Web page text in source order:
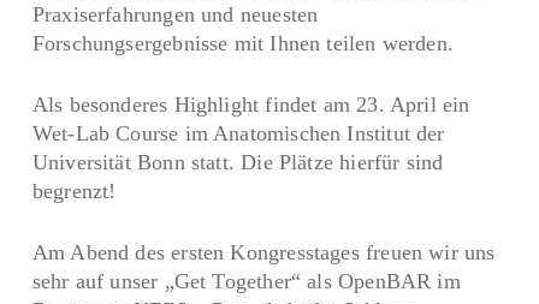
Praxiserfahrungen und neuesten
Forschungsergebnisse mit Ihnen teilen werden.
Als besonderes Highlight findet am 23. April ein
Wet-Lab Course im Anatomischen Institut der
Universität Bonn statt. Die Plätze hierfür sind
begrenzt!
Am Abend des ersten Kongresstages freuen wir uns
sehr auf unser „Get Together“ als OpenBAR im